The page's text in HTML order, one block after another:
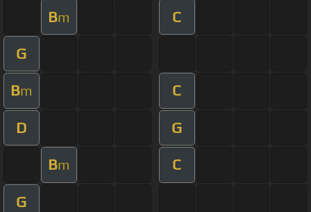
Bm C
G
Bm C
D G
Bm C
G